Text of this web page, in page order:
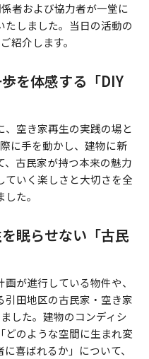
者および協力者が一堂に
しました。当日の活動の
紹介します。
を体感する「DIY
空き家再生の実践の場と
に手を動かし、建物に新
古民家が持つ本来の魅力
ていく楽しさと大切さを全
た。
眠らせない「古民
が進行している物件や、
田地区の古民家・空き家
した。建物のコンディシ
どのような空間に生まれ変
喜ばれるか」について、